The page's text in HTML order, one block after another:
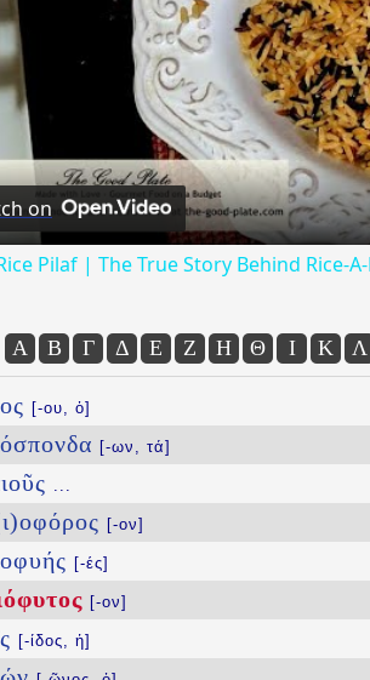
on
Pilaf | The True Story Behind Rice-
Α Β Γ Δ Ε Ζ Η Θ Ι Κ Λ
[-ου, ὁ]
[-ων, τά]
[-ον]
[-ές]
[-ον]
[-ίδος, ἡ]